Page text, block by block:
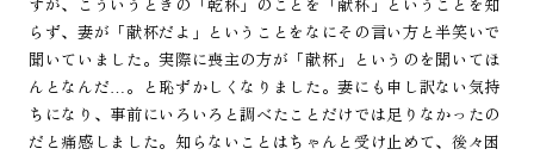
らず、妻が「献杯だよ」ということをなにその言い方と半笑いで
聞いていました。実際に喪主の方が「献杯」というのを聞いてほ
んとなんだ…。と恥ずかしくなりました。妻にも申し訳ない気持
ちになり、事前にいろいろと調べたことだけでは足りなかったの
だと痛感しました。知らないことはちゃんと受け止めて、後々困